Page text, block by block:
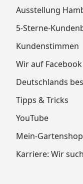
Ausstellung
5-Sterne-
Kundenstimmen
Wir auf Facebook
Deutschlands
Tipps & Tricks
YouTube
Mein-
Karriere: Wir